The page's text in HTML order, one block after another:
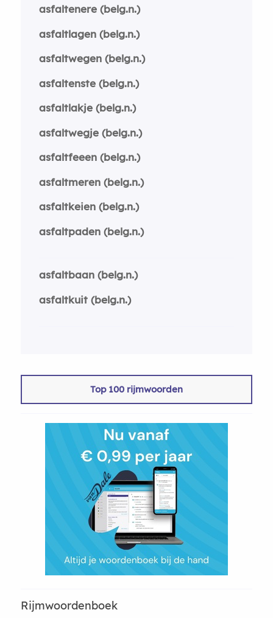
asfaltenere (belg.n.)
asfaltlagen (belg.n.)
asfaltwegen (belg.n.)
asfaltenste (belg.n.)
asfaltlakje (belg.n.)
asfaltwegje (belg.n.)
asfaltfeeen (belg.n.)
asfaltmeren (belg.n.)
asfaltkeien (belg.n.)
asfaltpaden (belg.n.)
asfaltbaan (belg.n.)
asfaltkuit (belg.n.)
Top 100 rijmwoorden
Rijmwoordenboek